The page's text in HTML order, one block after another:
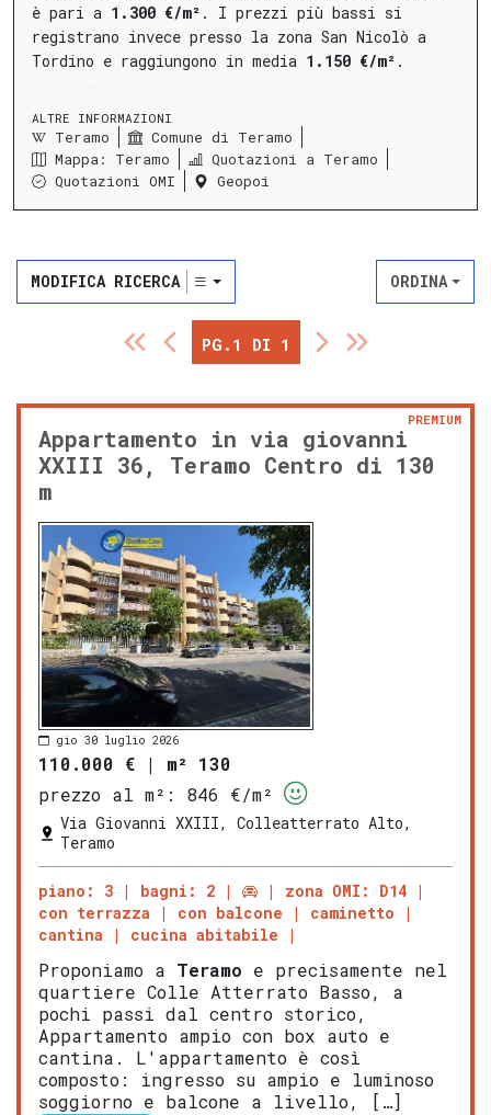
è pari a 1.300 €/m² . I prezzi più bassi si
registrano invece presso la zona San Nicolò a
Tordino e raggiungono in media 1.150 €/m² .
ALTRE INFORMAZIONI
Teramo
Comune di Teramo
Mappa: Teramo
Quotazioni a Teramo
Quotazioni OMI
Geopoi
MODIFICA RICERCA ORDINA
PG.1 DI 1
Appartamento in via giovanni
XXIII 36, Teramo Centro di 130
m
PREMIUM
gio 30 luglio 2026
110.000 € | m² 130
prezzo al m²:
846 €/m²
Via Giovanni XXIII, Colleatterrato Alto,
Teramo
piano: 3 bagni: 2
zona OMI: D14
con terrazza
con balcone
caminetto
cantina
cucina abitabile
Proponiamo a Teramo e precisamente nel
quartiere Colle Atterrato Basso, a
pochi passi dal centro storico,
Appartamento ampio con box auto e
cantina. L'appartamento è così
composto: ingresso su ampio e luminoso
soggiorno e balcone a livello, […]